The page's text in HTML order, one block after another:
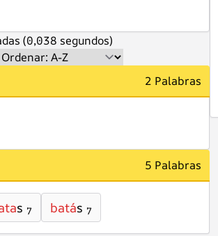
(0,038 segundos)
2 Palabras
5 Palabras
s 7 batás 7